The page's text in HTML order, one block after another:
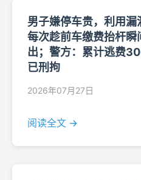
男子嫌停车贵，利用漏
每次趁前车缴费抬杆
出；警方：累计逃费
已刑拘
2026年07月27日
阅读全文 →